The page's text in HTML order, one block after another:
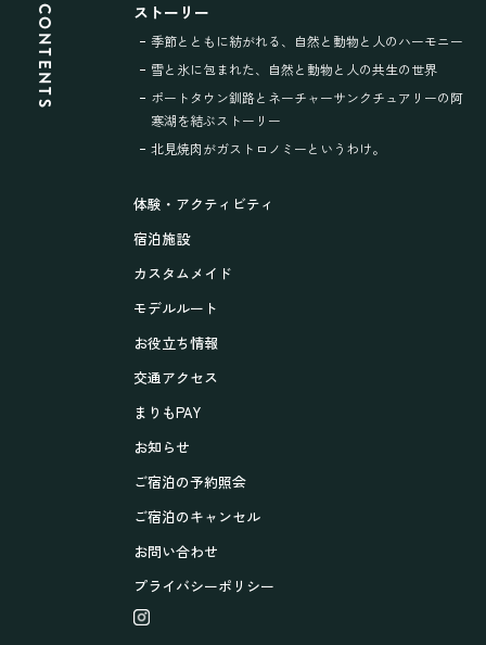
CONTENTS ストーリー
季節とともに紡がれる、
自然と動物と人のハーモニー
雪と氷に包まれた、
自然と動物と人の共生の世界
ポートタウン釧路と ネーチャーサンクチュアリーの阿
寒湖を結ぶストーリー
北見焼肉がガストロノミーというわけ。
体験・アクティビティ
宿泊施設
カスタムメイド
モデルルート
お役立ち情報
交通アクセス
まりもPAY
お知らせ
ご宿泊の予約照会
ご宿泊のキャンセル
お問い合わせ
プライバシーポリシー